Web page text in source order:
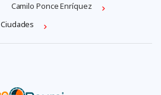
Camilo Ponce Enrí­quez
Ciudades